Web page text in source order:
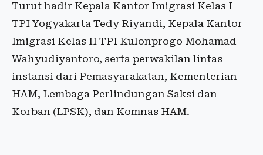
Turut hadir Kepala Kantor Imigrasi Kelas I
TPI Yogyakarta Tedy Riyandi, Kepala Kantor
Imigrasi Kelas II TPI Kulonprogo Mohamad
Wahyudiyantoro, serta perwakilan lintas
instansi dari Pemasyarakatan, Kementerian
HAM, Lembaga Perlindungan Saksi dan
Korban (LPSK), dan Komnas HAM.